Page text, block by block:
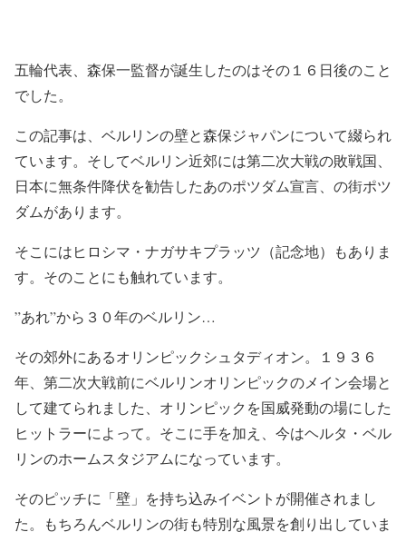
五輪代表、森保一監督が誕生したのはその１６日後のこと
でした。
この記事は、ベルリンの壁と森保ジャパンについて綴られ
ています。そしてベルリン近郊には第二次大戦の敗戦国、
日本に無条件降伏を勧告したあのポツダム宣言、の街ポツ
ダムがあります。
そこにはヒロシマ・ナガサキプラッツ（記念地）もありま
す。そのことにも触れています。
”あれ”から３０年のベルリン…
その郊外にあるオリンピックシュタディオン。１９３６
年、第二次大戦前にベルリンオリンピックのメイン会場と
して建てられました、オリンピックを国威発動の場にした
ヒットラーによって。そこに手を加え、今はヘルタ・ベル
リンのホームスタジアムになっています。
そのピッチに「壁」を持ち込みイベントが開催されまし
た。もちろんベルリンの街も特別な風景を創り出していま